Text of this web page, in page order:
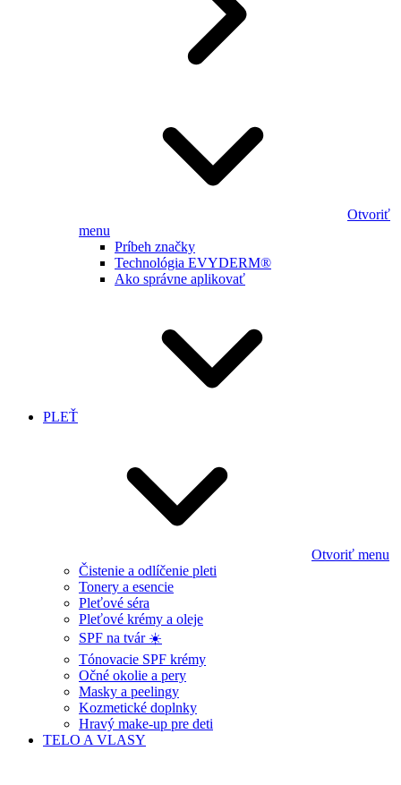
Otvoriť
menu
Príbeh značky
Technológia EVYDERM®
Ako správne aplikovať
PLEŤ
Otvoriť menu
Čistenie a odlíčenie pleti
Tonery a esencie
Pleťové séra
Pleťové krémy a oleje
SPF na tvár ☀️
Tónovacie SPF krémy
Očné okolie a pery
Masky a peelingy
Kozmetické doplnky
Hravý make-up pre deti
TELO A VLASY